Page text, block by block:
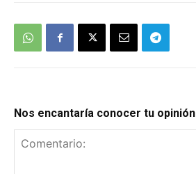
Nos encantaría conocer tu opinión